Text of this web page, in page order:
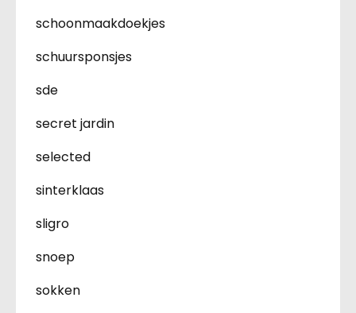
schoonmaakdoekjes
schuursponsjes
sde
secret jardin
selected
sinterklaas
sligro
snoep
sokken